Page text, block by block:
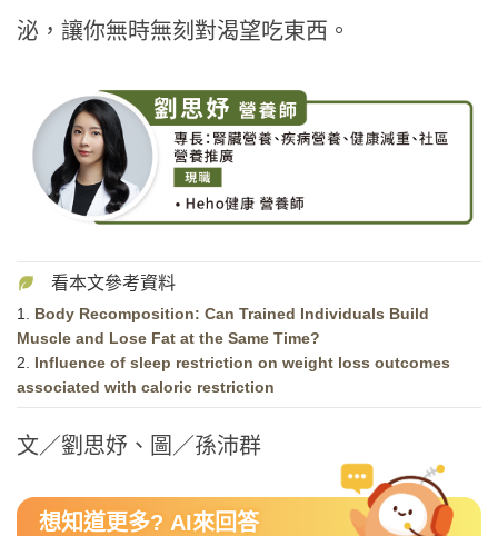
泌，讓你無時無刻對渴望吃東西。
1. Body Recomposition: Can Trained Individuals Build
Muscle and Lose Fat at the Same Time?
2. Influence of sleep restriction on weight loss outcomes
associated with caloric restriction
文／劉思妤、圖／孫沛群
想知道更多? AI來回答